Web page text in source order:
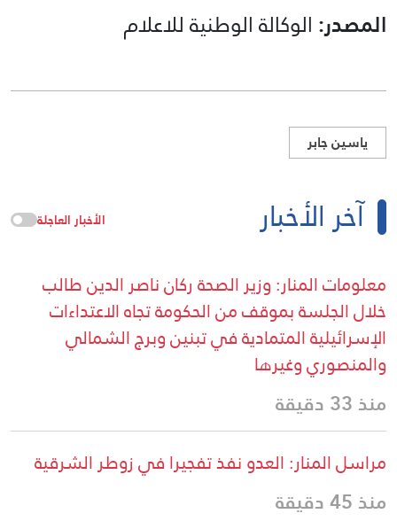
المصدر: الوكالة الوطنية للاعلام
ياسين جابر
آخر الأخبار الأخبار العاجلة
معلومات المنار: وزير الصحة ركان ناصر الدين طالب
خلال الجلسة بموقف من الحكومة تجاه الاعتداءات
الإسرائيلية المتمادية في تبنين وبرج الشمالي
والمنصوري وغيرها
منذ 33 دقيقة
مراسل المنار: العدو نفذ تفجيرا في زوطر الشرقية
منذ 45 دقيقة